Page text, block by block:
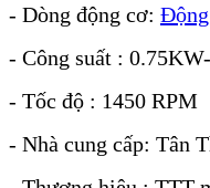
- Dòng động cơ:
- Công suất :
- Tốc độ : 1450 RPM
- Nhà cung cấp: Tân